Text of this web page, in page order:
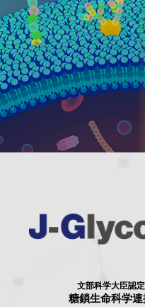
文部科学大臣認
糖鎖生命科学